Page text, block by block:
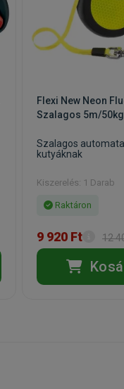
Flexi New Neon
Szalagos 5m/50kg
Szalagos
kutyáknak
Kiszerelés: 1 Darab
Raktáron
9 920 Ft 12